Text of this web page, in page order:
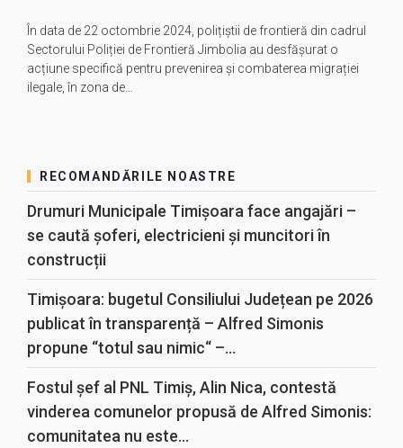
În data de 22 octombrie 2024, polițiștii de frontieră din cadrul
Sectorului Poliției de Frontieră Jimbolia au desfășurat o
acțiune specifică pentru prevenirea și combaterea migrației
ilegale, în zona de…
RECOMANDĂRILE NOASTRE
Drumuri Municipale Timișoara face angajări –
se caută șoferi, electricieni și muncitori în
construcții
Timișoara: bugetul Consiliului Județean pe 2026
publicat în transparență – Alfred Simonis
propune “totul sau nimic“ –...
Fostul șef al PNL Timiș, Alin Nica, contestă
vinderea comunelor propusă de Alfred Simonis:
comunitatea nu este...